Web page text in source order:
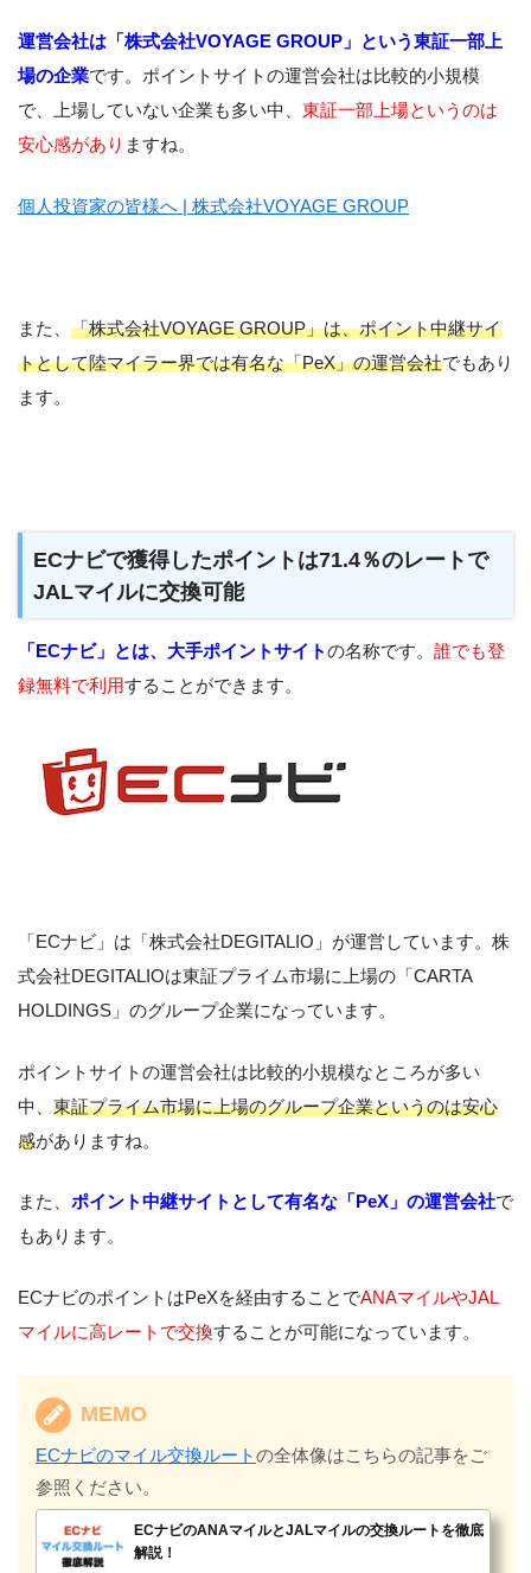
運営会社は「株式会社VOYAGE GROUP」という東証一部上
場の企業です。ポイントサイトの運営会社は比較的小規模
で、上場していない企業も多い中、 東証一部上場というのは
安心感があり ますね。
個人投資家の皆様へ | 株式会社VOYAGE GROUP
また、 「株式会社VOYAGE GROUP」は、ポイント中継サイ
トとして陸マイラー界では有名な「PeX」の運営会社でもあり
ます。
ECナビで獲得したポイントは71.4％のレートで
JALマイルに交換可能
「ECナビ」とは、大手ポイントサイトの名称です。 誰でも登
録無料で利用することができます。
「ECナビ」は「株式会社DEGITALIO」が運営しています。株
式会社DEGITALIOは東証プライム市場に上場の「CARTA
HOLDINGS」のグループ企業になっています。
ポイントサイトの運営会社は比較的小規模なところが多い
中、 東証プライム市場に上場のグループ企業というのは安心
感がありますね。
また、 ポイント中継サイトとして有名な「PeX」の運営会社で
もあります。
ECナビのポイントはPeXを経由することでANAマイルやJAL
マイルに高レートで交換することが可能になっています。
MEMO
ECナビのマイル交換ルートの全体像はこちらの記事をご
参照ください。
ECナビのANAマイルとJALマイルの交換ルートを徹底
解説！